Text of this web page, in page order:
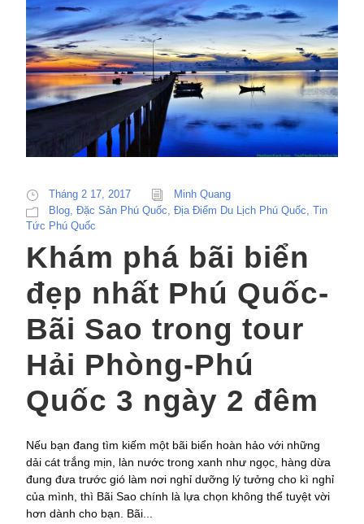
Tháng 2 17, 2017
Minh Quang
Blog, Đặc Sản Phú Quốc, Địa Điểm Du Lịch Phú Quốc, Tin
Tức Phú Quốc
Khám phá bãi biển
đẹp nhất Phú Quốc-
Bãi Sao trong tour
Hải Phòng-Phú
Quốc 3 ngày 2 đêm
Nếu bạn đang tìm kiếm một bãi biển hoàn hảo với những
dải cát trắng mịn, làn nước trong xanh như ngọc, hàng dừa
đung đưa trước gió làm nơi nghỉ dưỡng lý tưởng cho kì nghỉ
của mình, thì Bãi Sao chính là lựa chọn không thể tuyệt vời
hơn dành cho bạn. Bãi...